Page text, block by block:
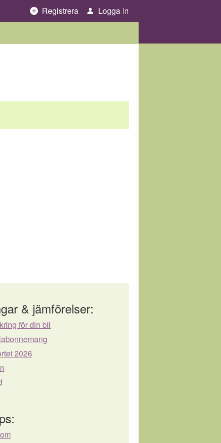
Registrera
Logga in
& jämförelser:
för din bil
2026